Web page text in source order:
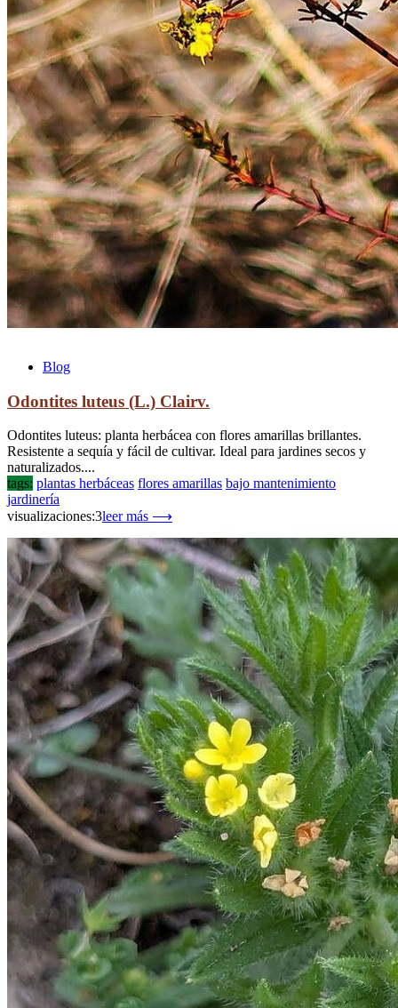
Blog
Odontites luteus (L.) Clairv.
Odontites luteus: planta herbácea con flores amarillas brillantes.
Resistente a sequía y fácil de cultivar. Ideal para jardines secos y
naturalizados....
tags: plantas herbáceas flores amarillas bajo mantenimiento
jardinería
visualizaciones:3leer más ⟶